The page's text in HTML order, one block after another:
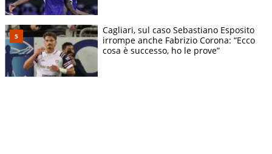
Cagliari, sul caso Sebastiano Esposito
irrompe anche Fabrizio Corona: “Ecco
cosa è successo, ho le prove”